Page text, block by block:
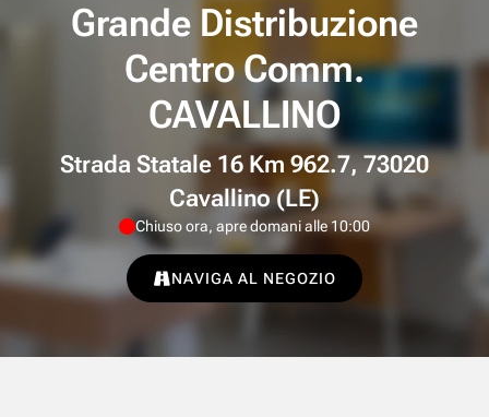
Grande Distribuzione
Centro Comm.
CAVALLINO
Strada Statale 16 Km 962.7, 73020
Cavallino (LE)
Chiuso ora, apre domani alle 10:00
NAVIGA AL NEGOZIO